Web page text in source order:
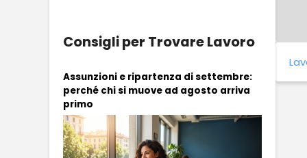
Consigli per Trovare Lavoro
Assunzioni e ripartenza di settembre:
perché chi si muove ad agosto arriva
primo